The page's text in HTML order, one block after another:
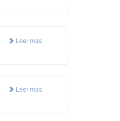
Leer más
Leer más